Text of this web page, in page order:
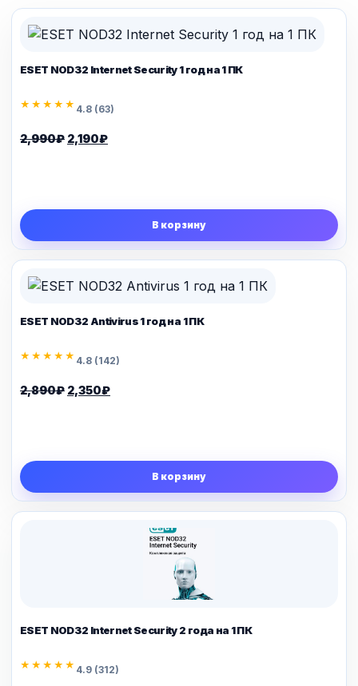
ESET NOD32 Internet Security 1 год на 1 ПК
★★★★★ 4.8 (63)
2,990₽ Первоначальная
2,190₽Текущая
В корзину
ESET NOD32 Antivirus 1 год на 1 ПК
★★★★★ 4.8 (142)
2,890₽ Первоначальная
2,350₽Текущая
В корзину
ESET NOD32 Internet Security 2 года на 1 ПК
★★★★★ 4.9 (312)